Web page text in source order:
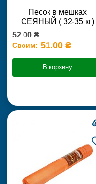
Песок в мешках
СЕЯНЫЙ ( 32-35 кг)
52.00 ₴
Своим: 51.00 ₴
В корзину